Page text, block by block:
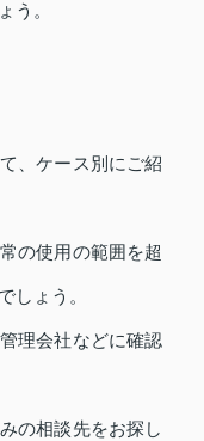
う。
、ケース別にご紹
の使用の範囲を超
しょう。
理会社などに確認
の相談先をお探し